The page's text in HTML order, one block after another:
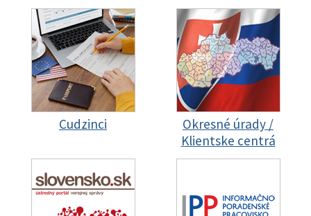
Cudzinci
Okresné úrady /
Klientske centrá